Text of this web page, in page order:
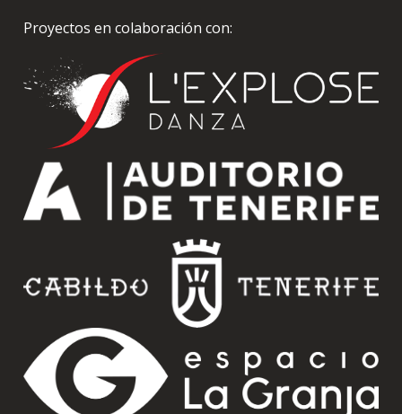
Proyectos en colaboración con: